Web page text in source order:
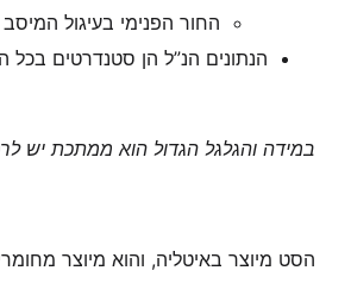
החור הפנימי בעיגול
הנתונים הנ”ל הן סטנדרטים בכל
במידה והגלגל הגדול הוא ממתכת יש
הסט מיוצר באיטליה, והוא מיוצר